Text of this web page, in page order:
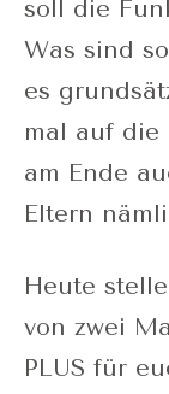
soll die
Was sind
es
mal auf die
am Ende
Eltern
Heute
von zwei
PLUS für